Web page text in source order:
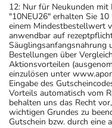
12: Nur für Neukunden mit
"10NEU26" erhalten Sie
einem Mindestbestellwert
anwendbar auf
Säuglingsanfangsnahrung
Bestellungen über
Aktionsvorteilen
einzulösen unter
Eingabe des
Vorteils automatisch vom
behalten uns das Recht
wichtigen Grundes zu
Gutschein bzw. durch eine